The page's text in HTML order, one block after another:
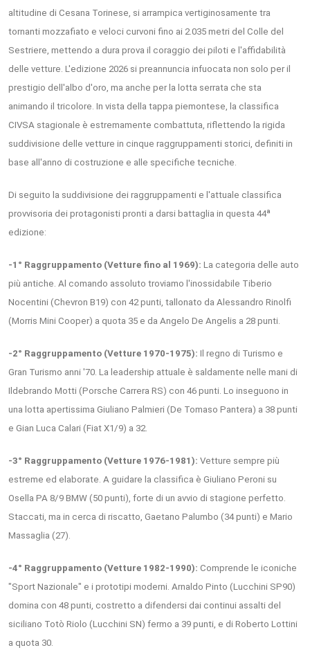
altitudine di Cesana Torinese, si arrampica vertiginosamente tra
tornanti mozzafiato e veloci curvoni fino ai 2.035 metri del Colle del
Sestriere, mettendo a dura prova il coraggio dei piloti e l'affidabilità
delle vetture. L'edizione 2026 si preannuncia infuocata non solo per il
prestigio dell'albo d'oro, ma anche per la lotta serrata che sta
animando il tricolore. In vista della tappa piemontese, la classifica
CIVSA stagionale è estremamente combattuta, riflettendo la rigida
suddivisione delle vetture in cinque raggruppamenti storici, definiti in
base all'anno di costruzione e alle specifiche tecniche.
Di seguito la suddivisione dei raggruppamenti e l'attuale classifica
provvisoria dei protagonisti pronti a darsi battaglia in questa 44ª
edizione:
-1° Raggruppamento (Vetture fino al 1969): La categoria delle auto
più antiche. Al comando assoluto troviamo l'inossidabile Tiberio
Nocentini (Chevron B19) con 42 punti, tallonato da Alessandro Rinolfi
(Morris Mini Cooper) a quota 35 e da Angelo De Angelis a 28 punti.
-2° Raggruppamento (Vetture 1970-1975): Il regno di Turismo e
Gran Turismo anni '70. La leadership attuale è saldamente nelle mani di
Ildebrando Motti (Porsche Carrera RS) con 46 punti. Lo inseguono in
una lotta apertissima Giuliano Palmieri (De Tomaso Pantera) a 38 punti
e Gian Luca Calari (Fiat X1/9) a 32.
-3° Raggruppamento (Vetture 1976-1981): Vetture sempre più
estreme ed elaborate. A guidare la classifica è Giuliano Peroni su
Osella PA 8/9 BMW (50 punti), forte di un avvio di stagione perfetto.
Staccati, ma in cerca di riscatto, Gaetano Palumbo (34 punti) e Mario
Massaglia (27).
-4° Raggruppamento (Vetture 1982-1990): Comprende le iconiche
"Sport Nazionale" e i prototipi moderni. Arnaldo Pinto (Lucchini SP90)
domina con 48 punti, costretto a difendersi dai continui assalti del
siciliano Totò Riolo (Lucchini SN) fermo a 39 punti, e di Roberto Lottini
a quota 30.